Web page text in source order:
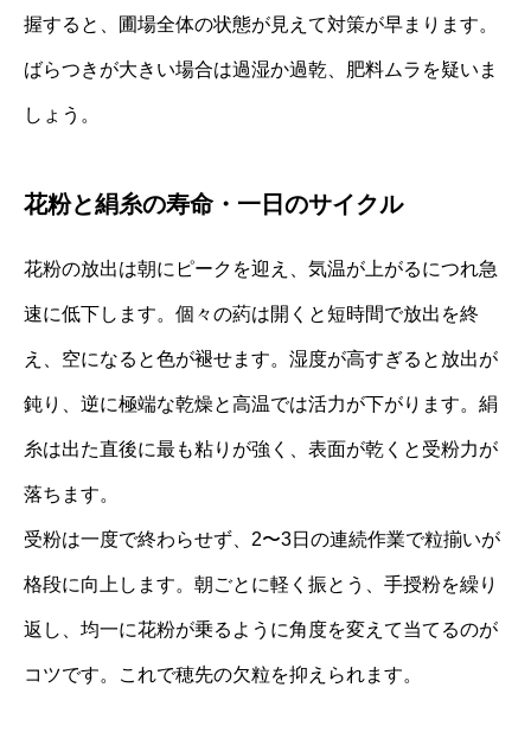
握すると、圃場全体の状態が見えて対策が早まります。
ばらつきが大きい場合は過湿か過乾、肥料ムラを疑いま
しょう。
花粉と絹糸の寿命・一日のサイクル
花粉の放出は朝にピークを迎え、気温が上がるにつれ急
速に低下します。個々の葯は開くと短時間で放出を終
え、空になると色が褪せます。湿度が高すぎると放出が
鈍り、逆に極端な乾燥と高温では活力が下がります。絹
糸は出た直後に最も粘りが強く、表面が乾くと受粉力が
落ちます。
受粉は一度で終わらせず、2〜3日の連続作業で粒揃いが
格段に向上します。朝ごとに軽く振とう、手授粉を繰り
返し、均一に花粉が乗るように角度を変えて当てるのが
コツです。これで穂先の欠粒を抑えられます。